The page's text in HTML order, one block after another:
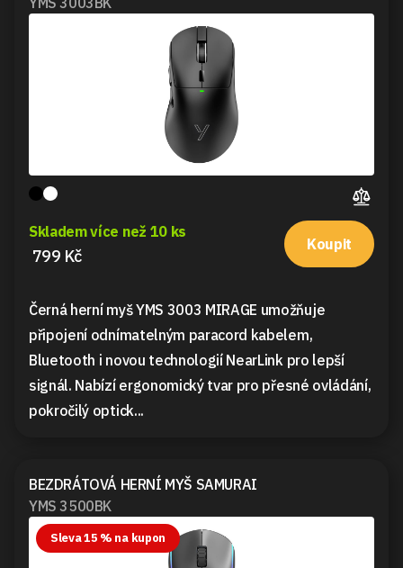
Skladem více než 10 ks
799 Kč
Koupit
Černá herní myš YMS 3003 MIRAGE umožňuje
připojení odnímatelným paracord kabelem,
Bluetooth i novou technologií NearLink pro lepší
signál. Nabízí ergonomický tvar pro přesné ovládání,
pokročilý optick...
BEZDRÁTOVÁ HERNÍ MYŠ SAMURAI
YMS 3500BK
Sleva 15 % na kupon